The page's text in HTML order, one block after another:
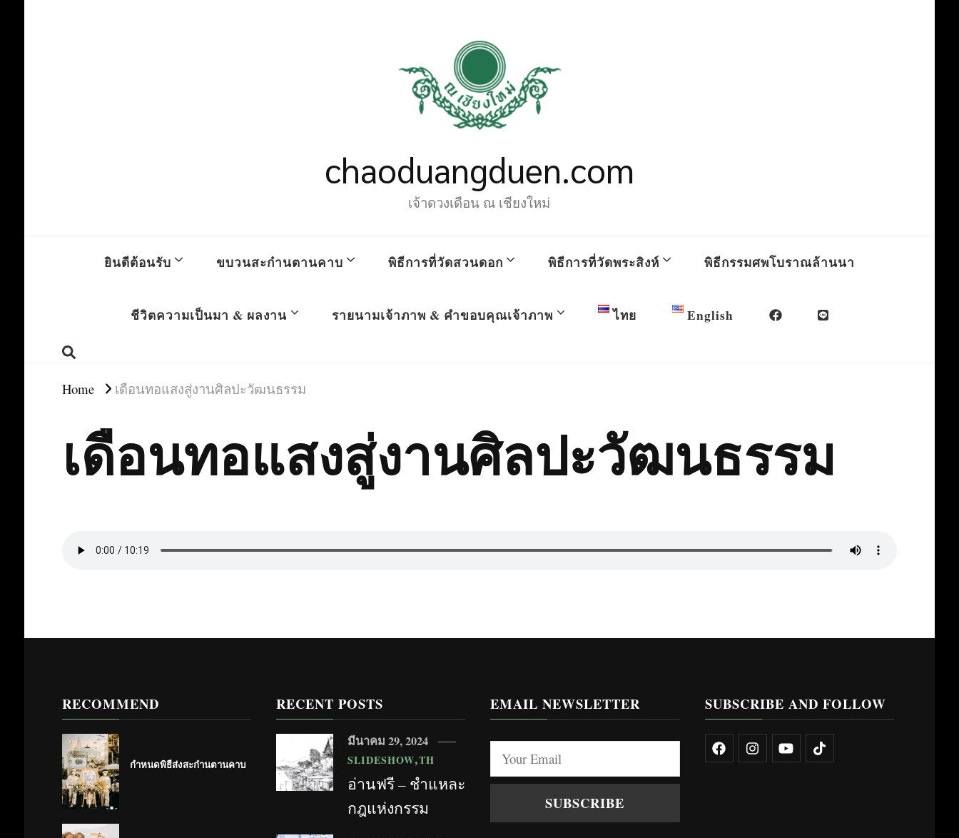
chaoduangduen.com
เจ้าดวงเดือน ณ เชียงใหม่
ยินดีต้อนรับ ขบวนสะก๋านตานคาบ พิธีการที่วัดสวนดอก พิธีการที่วัดพระสิงห์ พิธีกรรมศพโบราณล้านนา
ชีวิตความเป็นมา & ผลงาน รายนามเจ้าภาพ & คำขอบคุณเจ้าภาพ ไทย English
Home เดือนทอแสงสู่งานศิลปะวัฒนธรรม
เดือนทอแสงสู่งานศิลปะวัฒนธรรม
RECOMMEND
กำหนดพิธีส่งสะก๋านตานคาบ
RECENT POSTS
SLIDESHOW TH
อ่านฟรี – ชำแหละ
กฎแห่งกรรม
มีนาคม 29, 2024
EMAIL NEWSLETTER SUBSCRIBE AND FOLLOW